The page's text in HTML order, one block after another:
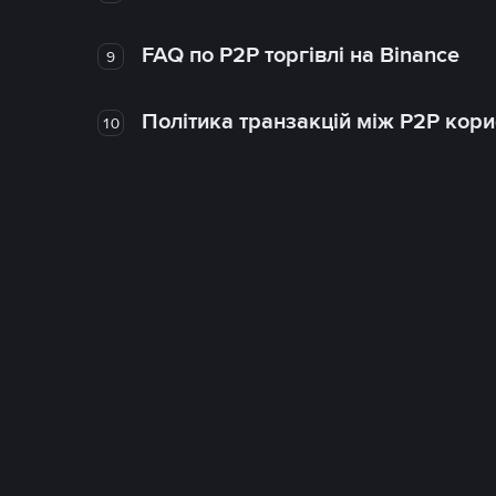
9 FAQ по P2P торгівлі на Binance
10 Політика транзакцій між P2P